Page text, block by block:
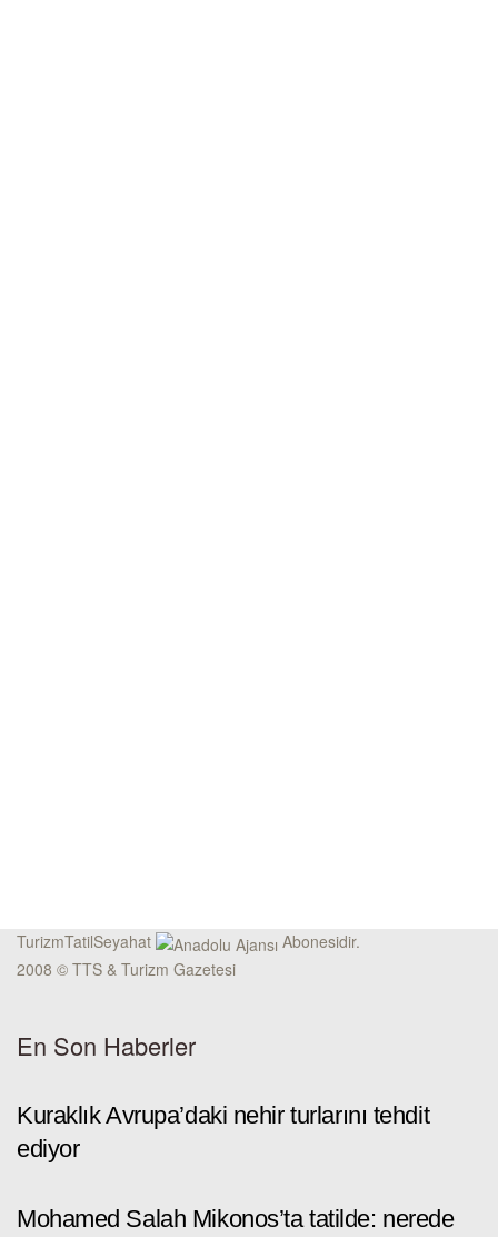
TurizmTatilSeyahat
Abonesidir.
2008 © TTS & Turizm Gazetesi
En Son Haberler
Kuraklık Avrupa’daki nehir turlarını tehdit
ediyor
Mohamed Salah Mikonos’ta tatilde: nerede